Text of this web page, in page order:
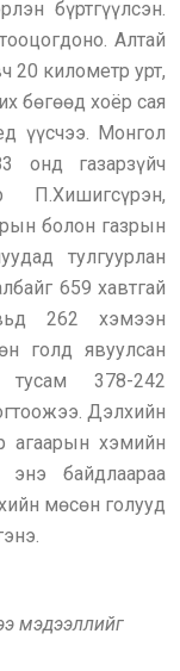
бүртгүүлсэн.
Алтай
20 километр урт,
бөгөөд хоёр сая
үүсчээ. Монгол
онд газарзүйч
П.Хишигсүрэн,
болон газрын
тулгуурлан
659 хавтгай
262 хэмээн
голд явуулсан
тусам 378-242
Дэлхийн
агаарын хэмийн
байдлаараа
мөсөн голууд
мэдээллийг